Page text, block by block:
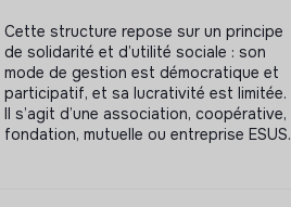
Cette structure repose sur un principe
de solidarité et d’utilité sociale : son
mode de gestion est démocratique et
participatif, et sa lucrativité est limitée.
Il s’agit d’une association, coopérative,
fondation, mutuelle ou entreprise ESUS.